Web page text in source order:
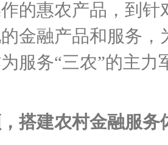
的惠农产品，到
金融产品和服务
服务“三农”的主
建农村金融服务